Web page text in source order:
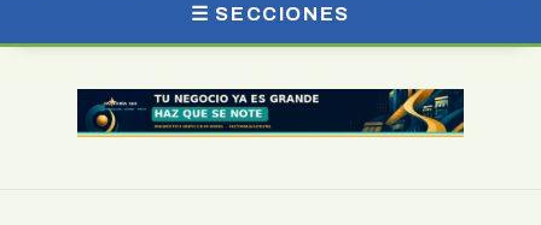
☰ SECCIONES